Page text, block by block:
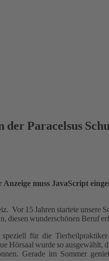
Paracelsus
muss JavaScript
Vor 15 Jahren startete
diesen wunderschönen Beruf
speziell für die
Hörsaal wurde so
Gerade im Sommer